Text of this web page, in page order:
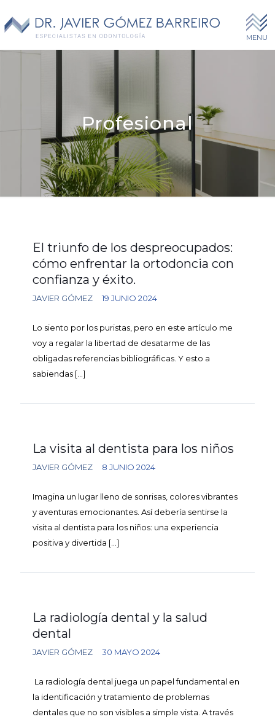
Profesional
JAVIER GÓMEZ 19 JUNIO 2024
El triunfo de los despreocupados:
cómo enfrentar la ortodoncia con
confianza y éxito.
Lo siento por los puristas, pero en este artículo me
voy a regalar la libertad de desatarme de las
obligadas referencias bibliográficas. Y esto a
sabiendas […]
JAVIER GÓMEZ 8 JUNIO 2024
La visita al dentista para los niños
Imagina un lugar lleno de sonrisas, colores vibrantes
y aventuras emocionantes. Así debería sentirse la
visita al dentista para los niños: una experiencia
positiva y divertida […]
JAVIER GÓMEZ 30 MAYO 2024
La radiología dental y la salud
dental
La radiología dental juega un papel fundamental en
la identificación y tratamiento de problemas
dentales que no son visibles a simple vista. A través